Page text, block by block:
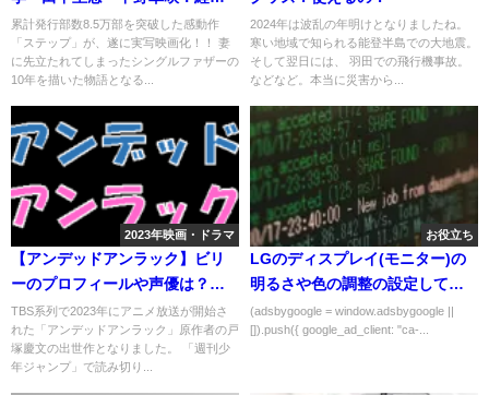
や他出演作品は？
累計発行部数8.5万部を突破した感動作
「ステップ」が、遂に実写映画化！！ 妻
に先立たれてしまったシングルファザーの
10年を描いた物語となる...
2024年は波乱の年明けとなりましたね。
寒い地域で知られる能登半島での大地震。
そして翌日には、 羽田での飛行機事故。
などなど。本当に災害から...
2023年映画・ドラマ
【アンデッドアンラック】ビリ
ーのプロフィールや声優は？能
力や強さは？
TBS系列で2023年にアニメ放送が開始さ
れた「アンデッドアンラック」原作者の戸
塚慶文の出世作となりました。 「週刊少
年ジャンプ」で読み切り...
お役立ち
LGのディスプレイ(モニター)の
明るさや色の調整の設定してみ
た(体験談)
(adsbygoogle = window.adsbygoogle ||
[]).push({ google_ad_client: "ca-...